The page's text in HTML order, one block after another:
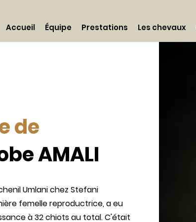
Accueil Équipe Prestations Les chevaux
de
AMALI
Umlani chez Stefani
femelle reproductrice, a eu
à 32 chiots au total. C'était